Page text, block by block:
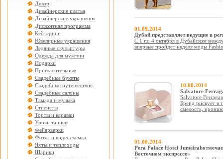
Декор
Дизайнерские платья
Дизайнерские украшения
Дисконтная программа
Кейтеринг
Ювелирные украшения
Ледяные скульптуры
Одежда для мужчин
Подарки
Пригласительные
Свадебные букеты
Свадебные путешествия
Свадебные салоны
Тамада и музыка
Стилисты
Торты и караваи
Уроки танцев
Фейерверки
Фото- и видеосъемка
Яхты и теплоходы
Шарики
01.09.2014
Дубай представляет ведущие в
С 1 по 4 октября в Дубайском
впервые пройдет неделя моды
10.08.2014
Salvatore
Salvatore
Бренд рискует и
смелость,
01.08.2014
Pera Palace Hotel
Восточном экспрессе»